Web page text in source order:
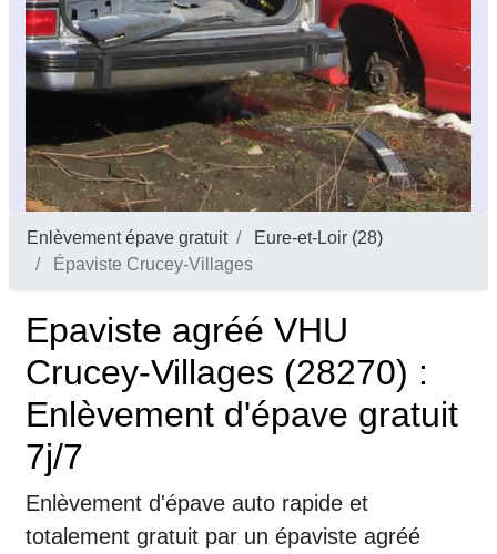
Enlèvement épave gratuit
Eure-et-Loir (28)
Épaviste Crucey-Villages
Epaviste agréé VHU
Crucey-Villages (28270) :
Enlèvement d'épave gratuit
7j/7
Enlèvement d'épave auto rapide et
totalement gratuit par un épaviste agréé